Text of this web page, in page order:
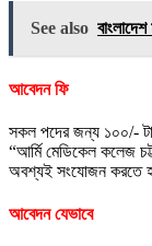
See also
আবেদন ফি
সকল পদের জন্য ১০০/-
“আর্মি মেডিকেল কলেজ
অবশ্যই সংযোজন করতে
আবেদন যেভাবে